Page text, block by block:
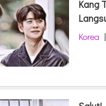
Kang
Korea |